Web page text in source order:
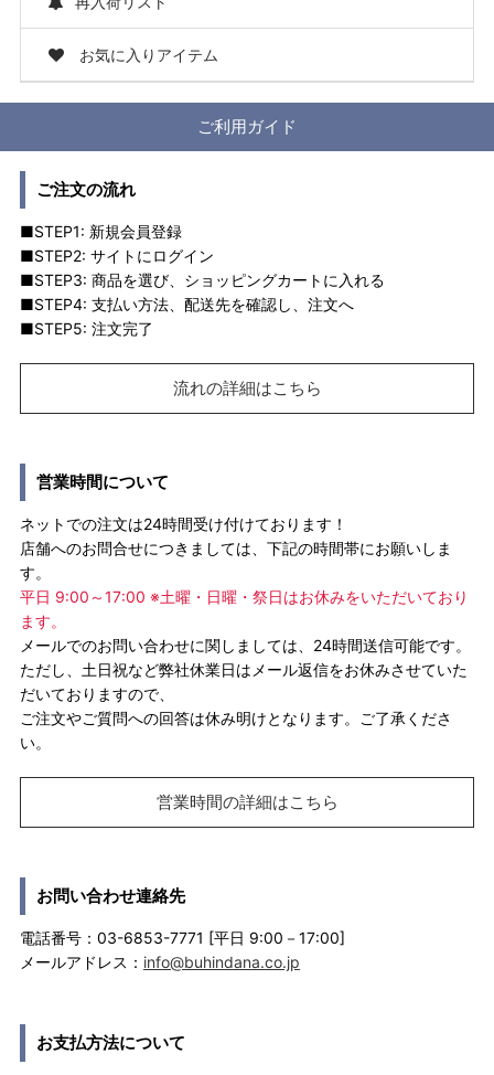
お気に入りアイテム
ご利用ガイド
ご注文の流れ
■STEP1: 新規会員登録
■STEP2: サイトにログイン
■STEP3: 商品を選び、ショッピングカートに入れる
■STEP4: 支払い方法、配送先を確認し、注文へ
■STEP5: 注文完了
流れの詳細はこちら
営業時間について
ネットでの注文は24時間受け付けております！
店舗へのお問合せにつきましては、下記の時間帯にお願いしま
す。
平日 9:00～17:00 ※土曜・日曜・祭日はお休みをいただいており
ます。
メールでのお問い合わせに関しましては、24時間送信可能です。
ただし、土日祝など弊社休業日はメール返信をお休みさせていた
だいておりますので、
ご注文やご質問への回答は休み明けとなります。ご了承くださ
い。
営業時間の詳細はこちら
お問い合わせ連絡先
電話番号：03-6853-7771 [平日 9:00－17:00]
メールアドレス： info@buhindana.co.jp
お支払方法について